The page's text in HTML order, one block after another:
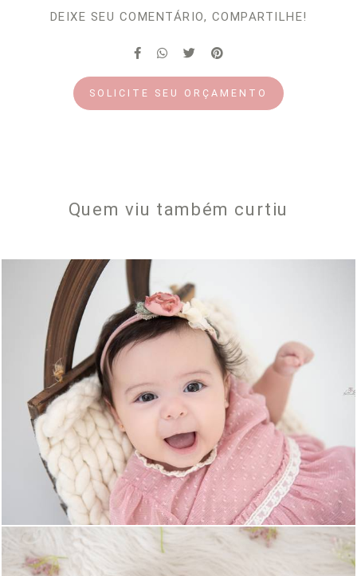
DEIXE SEU COMENTÁRIO, COMPARTILHE!
SOLICITE SEU ORÇAMENTO
Quem viu também curtiu
499 0